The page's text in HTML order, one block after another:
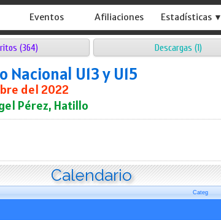
Eventos Afiliaciones Estadísticas ▼
(364) Descargas (1)
Nacional U13 y U15
del 2022
Pérez, Hatillo
Calendario
Categ